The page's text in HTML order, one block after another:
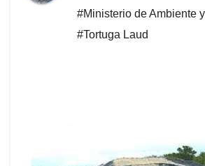
#Ministerio de Ambiente
#Tortuga Laud